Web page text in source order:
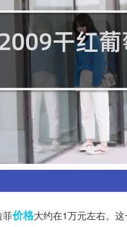
菲价格大约在1万元左右。